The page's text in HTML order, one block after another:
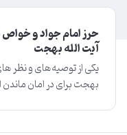
حرز امام جواد و
آیت الله بهجت
یکی از توصیه‌های و نظر
بهجت برای در امان ماندن